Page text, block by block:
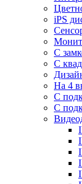
iPS
С
C
На 4
С
С